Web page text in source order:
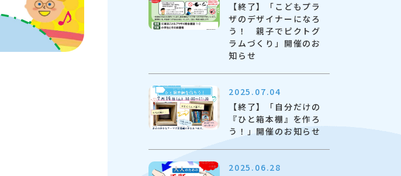
【終了】「こどもプラ
ザのデザイナーになろ
う！ 親子でピクトグ
ラムづくり」開催のお
知らせ
2025.07.04
【終了】「自分だけの
『ひと箱本棚』を作ろ
う！」開催のお知らせ
2025.06.28